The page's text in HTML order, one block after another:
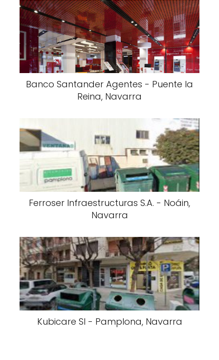
Banco Santander Agentes - Puente la
Reina, Navarra
Ferroser Infraestructuras S.A. - Noáin,
Navarra
Kubicare Sl - Pamplona, Navarra